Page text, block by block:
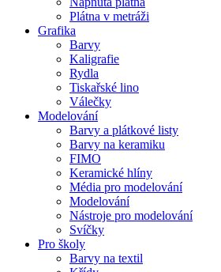
Plátna v metráži
Grafika
Barvy
Kaligrafie
Rydla
Tiskařské lino
Válečky
Modelování
Barvy a plátkové listy
Barvy na keramiku
FIMO
Keramické hlíny
Média pro modelování
Modelování
Nástroje pro modelování
Svíčky
Pro školy
Barvy na textil